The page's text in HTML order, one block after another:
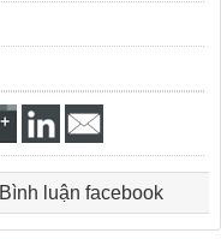
Bình luận facebook